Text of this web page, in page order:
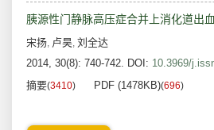
胰源性门静脉高压症合并上消化道出
宋扬, 卢昊, 刘全达
2014, 30(8): 740-742. DOI: 10.3969/
摘要(3410) PDF (1478KB)(696)